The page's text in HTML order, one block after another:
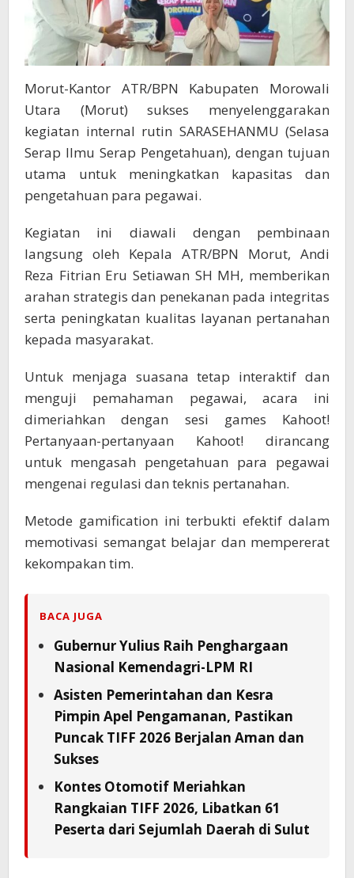
Morut-Kantor ATR/BPN Kabupaten Morowali
Utara (Morut) sukses menyelenggarakan
kegiatan internal rutin SARASEHANMU (Selasa
Serap Ilmu Serap Pengetahuan), dengan tujuan
utama untuk meningkatkan kapasitas dan
pengetahuan para pegawai.
Kegiatan ini diawali dengan pembinaan
langsung oleh Kepala ATR/BPN Morut, Andi
Reza Fitrian Eru Setiawan SH MH, memberikan
arahan strategis dan penekanan pada integritas
serta peningkatan kualitas layanan pertanahan
kepada masyarakat.
Untuk menjaga suasana tetap interaktif dan
menguji pemahaman pegawai, acara ini
dimeriahkan dengan sesi games Kahoot!
Pertanyaan-pertanyaan Kahoot! dirancang
untuk mengasah pengetahuan para pegawai
mengenai regulasi dan teknis pertanahan.
Metode gamification ini terbukti efektif dalam
memotivasi semangat belajar dan mempererat
kekompakan tim.
BACA JUGA
Gubernur Yulius Raih Penghargaan
Nasional Kemendagri-LPM RI
Asisten Pemerintahan dan Kesra
Pimpin Apel Pengamanan, Pastikan
Puncak TIFF 2026 Berjalan Aman dan
Sukses
Kontes Otomotif Meriahkan
Rangkaian TIFF 2026, Libatkan 61
Peserta dari Sejumlah Daerah di Sulut